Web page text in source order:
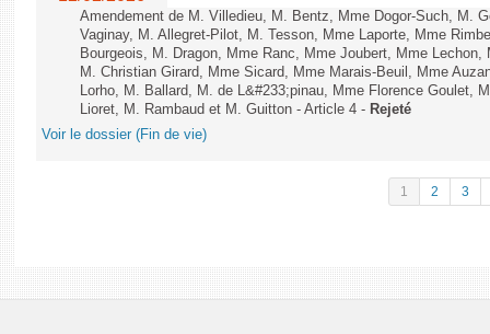
Amendement de M. Villedieu, M. Bentz, Mme Dogor-Such, M.
Vaginay, M. Allegret-Pilot, M. Tesson, Mme Laporte, Mme
Bourgeois, M. Dragon, Mme Ranc, Mme Joubert, Mme
M. Christian Girard, Mme Sicard, Mme Marais-Beuil, Mme
Lorho, M. Ballard, M. de L&#233;pinau, Mme Florence Goulet,
Lioret, M. Rambaud et M. Guitton - Article 4 - Rejeté
Voir le dossier (Fin de vie)
1 2 3